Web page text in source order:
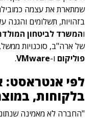
שמתארת ​​את עצמה
בזהויות, תשלומים והגנה
והמשרד לביטחון
של ארה"ב, סוכנויות ממשל,
פוליקום ו-VMware
.
לפי אנטראסט:
בלקוחות,
"החברה לא מאמינה